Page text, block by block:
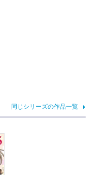
同じシリーズの作品一覧